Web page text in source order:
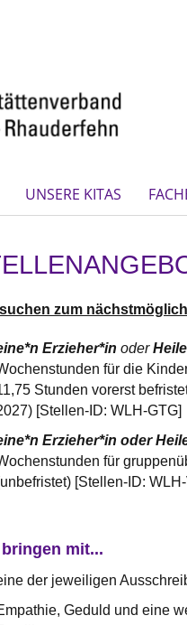
UNSERE KITAS
zum
Erzieher*in oder
für die
Stunden vorerst
[Stellen-ID: WLH-GTG]
Erzieher*in oder
für
[Stellen-ID:
mit...
der jeweiligen
Geduld und eine